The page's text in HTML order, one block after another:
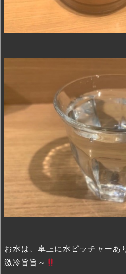
お水は、卓上に水ピッチャーあ
激冷旨旨～